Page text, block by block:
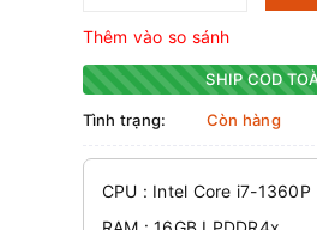
Thêm vào so sánh
SHIP COD
Tình trạng: Còn hàng
CPU : Intel Core i7-